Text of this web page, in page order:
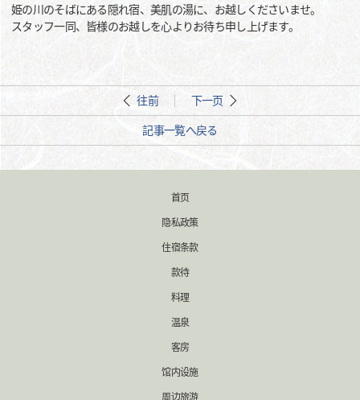
姫の川のそばにある隠れ宿、美肌の湯に、お越しくださいませ。
スタッフ一同、皆様のお越しを心よりお待ち申し上げます。
往前 下一页
記事一覧へ戻る
首页
隐私政策
住宿条款
款待
料理
温泉
客房
馆内设施
周边旅游